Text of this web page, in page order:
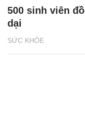
SỨC KHỎE
500 sinh viên
dại